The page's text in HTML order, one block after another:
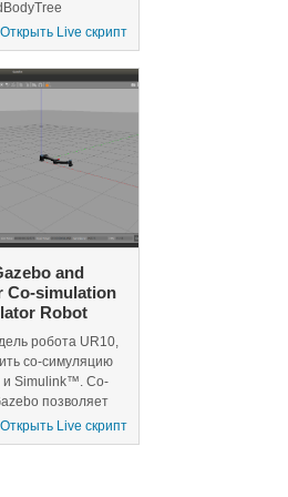
модель
твердого тела на
рисунке. В этом
как
Открыть Live скрипт
and
Co-simulation
Robot
робота UR10,
co-симуляцию
и Simulink™. Co-
позволяет
от Simulink до
Открыть Live скрипт